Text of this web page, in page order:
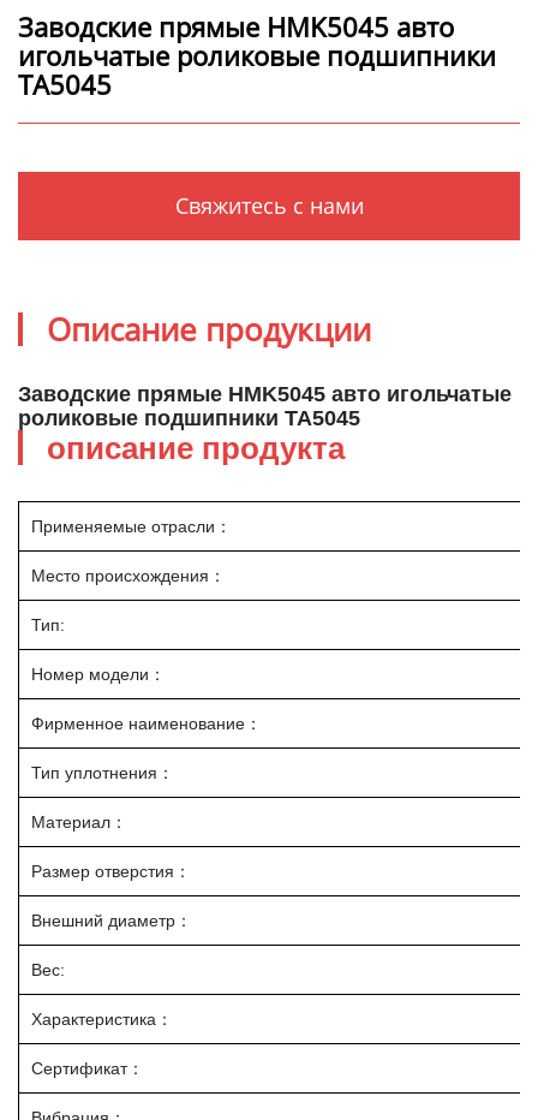
Заводские прямые HMK5045 авто
игольчатые роликовые подшипники
TA5045
Свяжитесь с нами
Описание продукции
Заводские прямые HMK5045 авто игольчатые
роликовые подшипники TA5045
описание продукта
Применяемые отрасли：
Место происхождения：
Тип:
Номер модели：
Фирменное наименование：
Тип уплотнения：
Материал：
Размер отверстия：
Внешний диаметр：
Вес:
Характеристика：
Сертификат：